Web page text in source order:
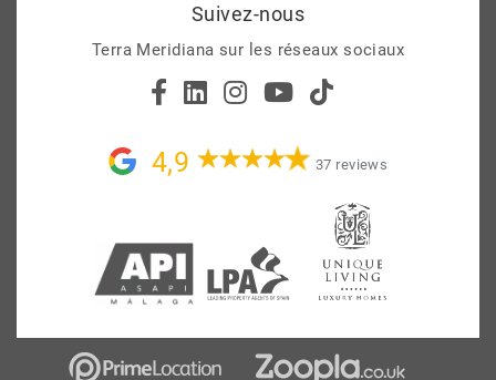
Suivez-nous
Terra Meridiana sur les réseaux sociaux
4,9 37 reviews